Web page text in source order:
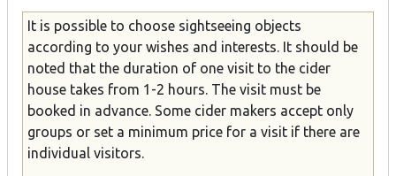
It is possible to choose sightseeing objects
according to your wishes and interests. It should be
noted that the duration of one visit to the cider
house takes from 1-2 hours. The visit must be
booked in advance. Some cider makers accept only
groups or set a minimum price for a visit if there are
individual visitors.